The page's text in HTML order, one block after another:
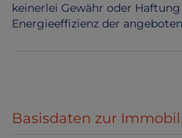
keinerlei Gewähr oder
Energieeffizienz der
Basisdaten zur